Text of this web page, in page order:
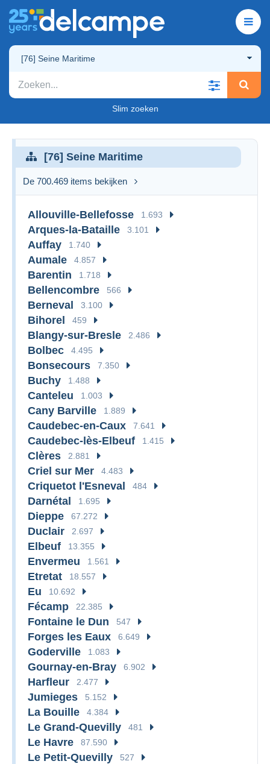
[76] Seine Maritime
Slim zoeken
[76] Seine Maritime
De 700.469 items bekijken
Allouville-Bellefosse 1.693
Arques-la-Bataille 3.101
Auffay 1.740
Aumale 4.857
Barentin 1.718
Bellencombre 566
Berneval 3.100
Bihorel 459
Blangy-sur-Bresle 2.486
Bolbec 4.495
Bonsecours 7.350
Buchy 1.488
Canteleu 1.003
Cany Barville 1.889
Caudebec-en-Caux 7.641
Caudebec-lès-Elbeuf 1.415
Clères 2.881
Criel sur Mer 4.483
Criquetot l'Esneval 484
Darnétal 1.695
Dieppe 67.272
Duclair 2.697
Elbeuf 13.355
Envermeu 1.561
Etretat 18.557
Eu 10.692
Fécamp 22.385
Fontaine le Dun 547
Forges les Eaux 6.649
Goderville 1.083
Gournay-en-Bray 6.902
Harfleur 2.477
Jumieges 5.152
La Bouille 4.384
Le Grand-Quevilly 481
Le Havre 87.590
Le Petit-Quevilly 527